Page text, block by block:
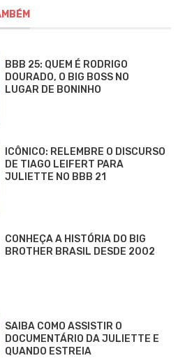
BBB 25: QUEM É RODRIGO
DOURADO, O BIG BOSS NO
LUGAR DE BONINHO
ICÔNICO: RELEMBRE O DISCURSO
DE TIAGO LEIFERT PARA
JULIETTE NO BBB 21
CONHEÇA A HISTÓRIA DO BIG
BROTHER BRASIL DESDE 2002
SAIBA COMO ASSISTIR O
DOCUMENTÁRIO DA JULIETTE E
QUANDO ESTREIA